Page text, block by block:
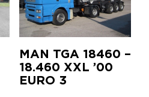
MAN TGA 18460 –
18.460 XXL ’00
EURO 3